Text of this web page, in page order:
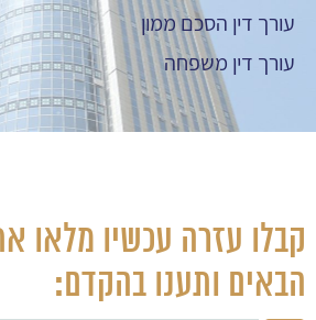
עורך דין הסכם ממון
עורך דין משפחה
קבלו עזרה עכשיו מלאו
הבאים ותענו בהקדם: